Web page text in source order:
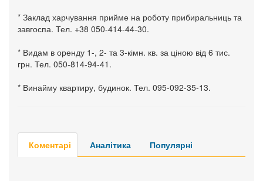
* Заклад харчування прийме на роботу прибиральниць та
завгоспа. Тел. +38 050-414-44-30.
* Видам в оренду 1-, 2- та 3-кімн. кв. за ціною від 6 тис.
грн. Тел. 050-814-94-41.
* Винайму квартиру, будинок. Тел. 095-092-35-13.
Коментарі Аналітика Популярні